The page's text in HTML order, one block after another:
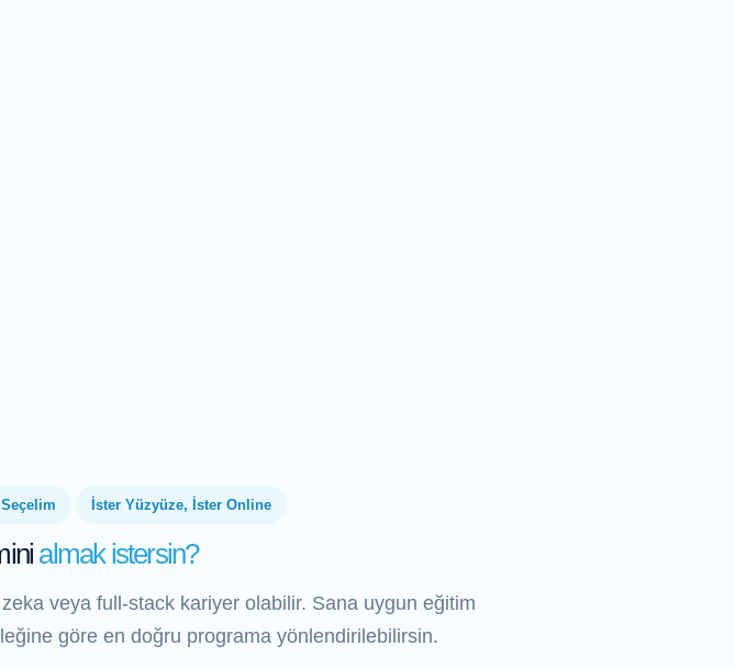
İster Yüzyüze, İster Online
almak istersin?
veya full-stack kariyer olabilir. Sana uygun eğitim
göre en doğru programa yönlendirilebilirsin.